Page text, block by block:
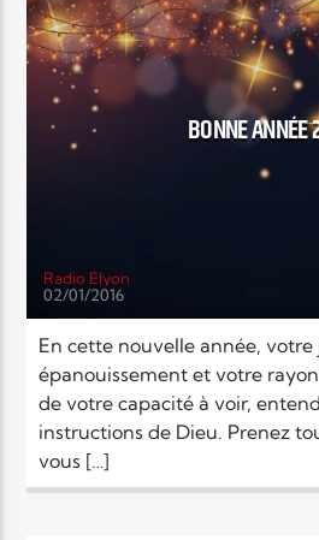
BONNE
Radio Elyon
02/01/2016
En cette nouvelle année, votre
épanouissement et votre
de votre capacité à voir,
instructions de Dieu. Prenez
vous […]